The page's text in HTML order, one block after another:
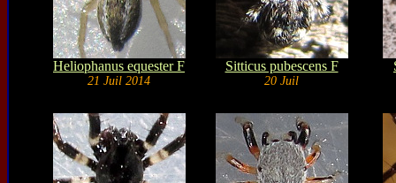
Heliophanus equester F
21 Juil 2014
Sitticus pubescens F
20 Juil